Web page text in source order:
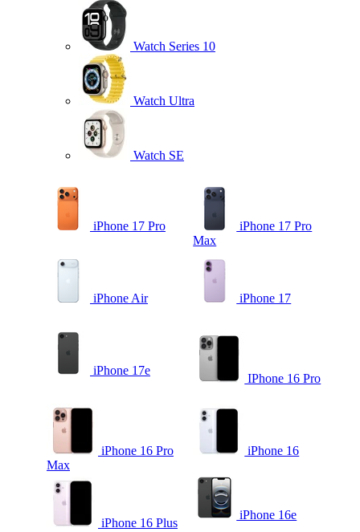
Watch Series 10
Watch Ultra
Watch SE
iPhone 17 Pro
iPhone 17 Pro
Max
iPhone Air iPhone 17
iPhone 17e
IPhone 16 Pro
iPhone 16 Pro
Max
iPhone 16
iPhone 16 Plus
iPhone 16e